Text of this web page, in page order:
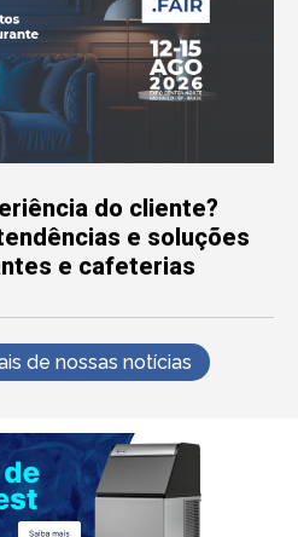
do cliente?
e soluções
e cafeterias
de nossas notícias